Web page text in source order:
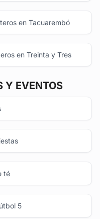
en Tacuarembó
en Treinta y Tres
Y EVENTOS
té
5